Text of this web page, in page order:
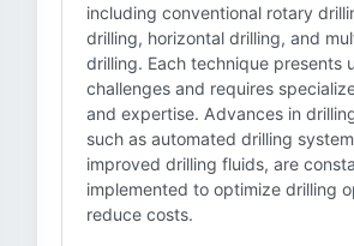
including conventional rotary
drilling, horizontal drilling, and
drilling. Each technique presents
challenges and requires
and expertise. Advances in
such as automated drilling
improved drilling fluids, are
implemented to optimize drilling
reduce costs.